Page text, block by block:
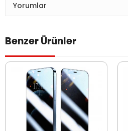
Yorumlar
Benzer Ürünler